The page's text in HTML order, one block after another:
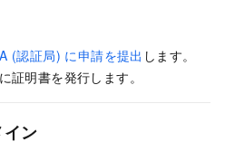
(認証局) に申請を提出 します。
証明書を発行します。
ン